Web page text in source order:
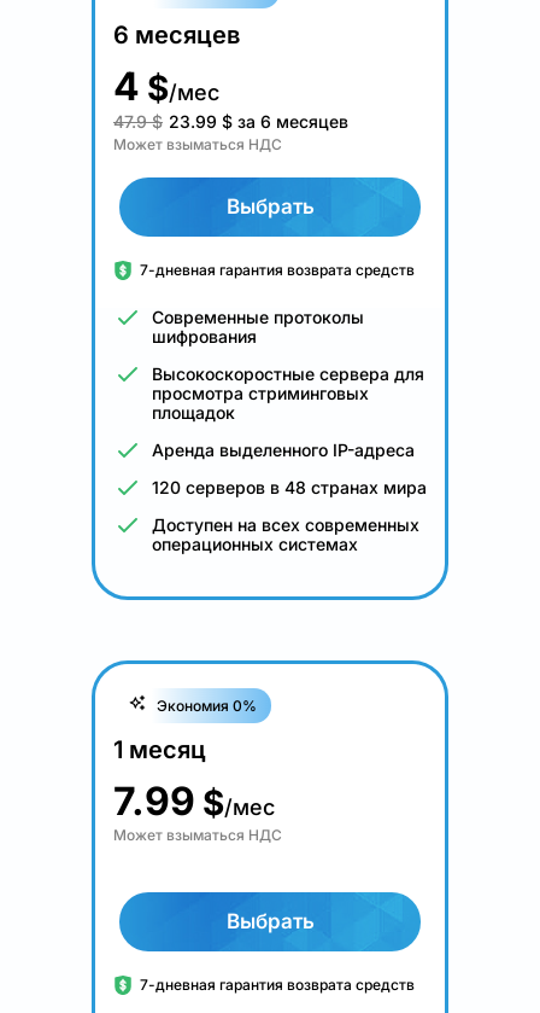
6 месяцев
4 $/мес
47.9 $ 23.99 $ за 6 месяцев
Может взыматься НДС
Выбрать
7-дневная гарантия возврата средств
Современные протоколы
шифрования
Высокоскоростные сервера для
просмотра стриминговых
площадок
Аренда выделенного IP-адреса
120 серверов в 48 странах мира
Доступен на всех современных
операционных системах
Экономия 0%
1 месяц
7.99 $/мес
Может взыматься НДС
Выбрать
7-дневная гарантия возврата средств